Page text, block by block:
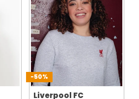
-50%
Liverpool FC